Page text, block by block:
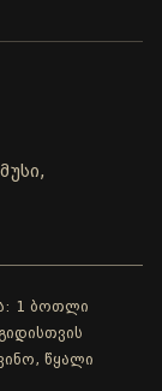
1 ბოთლი
წყალი